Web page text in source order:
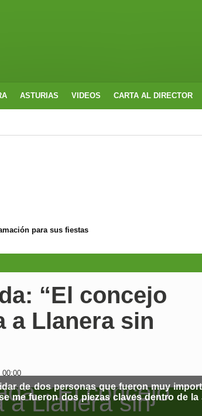
ASTURIAS VIDEOS CARTA AL DIRECTOR
para sus fiestas
“El concejo
a Llanera sin
00:00
de dos personas que fueron muy
me fueron dos piezas claves dentro de la